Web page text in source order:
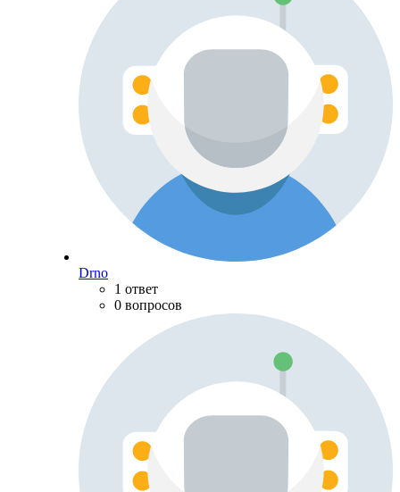
Drno
1 ответ
0 вопросов